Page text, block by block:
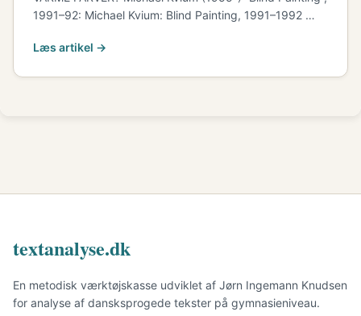
1991–92: Michael Kvium: Blind Painting, 1991–1992 …
Læs artikel →
textanalyse.dk
En metodisk værktøjskasse udviklet af Jørn Ingemann Knudsen
for analyse af dansksprogede tekster på gymnasieniveau.